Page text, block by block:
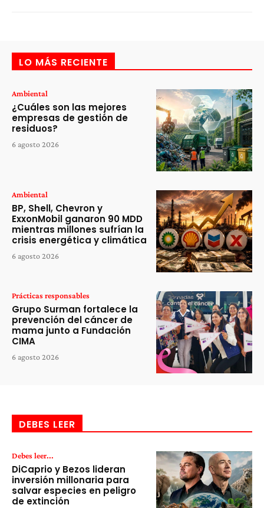
LO MÁS RECIENTE
Ambiental
¿Cuáles son las mejores
empresas de gestión de
residuos?
6 agosto 2026
Ambiental
BP, Shell, Chevron y
ExxonMobil ganaron 90 MDD
mientras millones sufrían la
crisis energética y climática
6 agosto 2026
Prácticas responsables
Grupo Surman fortalece la
prevención del cáncer de
mama junto a Fundación
CIMA
6 agosto 2026
DEBES LEER
Debes leer...
DiCaprio y Bezos lideran
inversión millonaria para
salvar especies en peligro
de extinción